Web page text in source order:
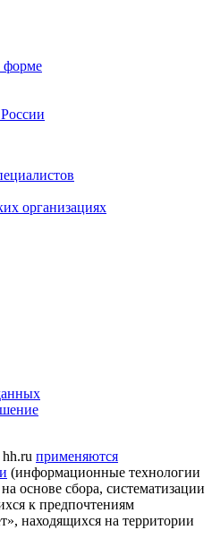
форме
организациях
применяются
(информационные технологии
основе сбора, систематизации
к предпочтениям
находящихся на территории